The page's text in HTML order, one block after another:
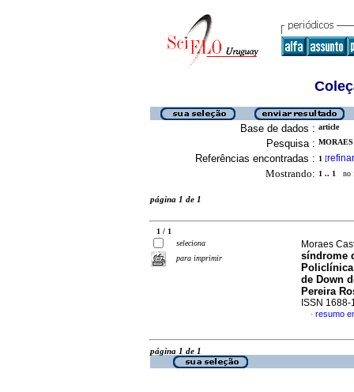
Base de dados : article
Pesquisa :
Referências encontradas : 1 [refinar
Mostrando: 1 .. 1 no
página 1 de 1
1 / 1
seleciona
para imprimir
Moraes
síndrome
de Down
Pereira
ISSN 1688-
· resumo
página 1 de 1